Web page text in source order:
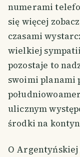
numerami
się więcej
czasami
wielkiej sympatii
pozostaje to
swoimi planami
ulicznym
środki na
O